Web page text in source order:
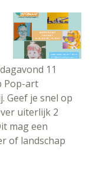
11
Pop-art
Geef je snel op
uiterlijk 2
mag een
of landschap